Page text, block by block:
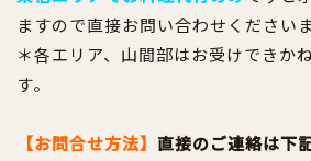
ますので直接お問い合わせくださいま
＊各エリア、山間部はお受けできか
す。
【お問合せ方法】 直接のご連絡は下